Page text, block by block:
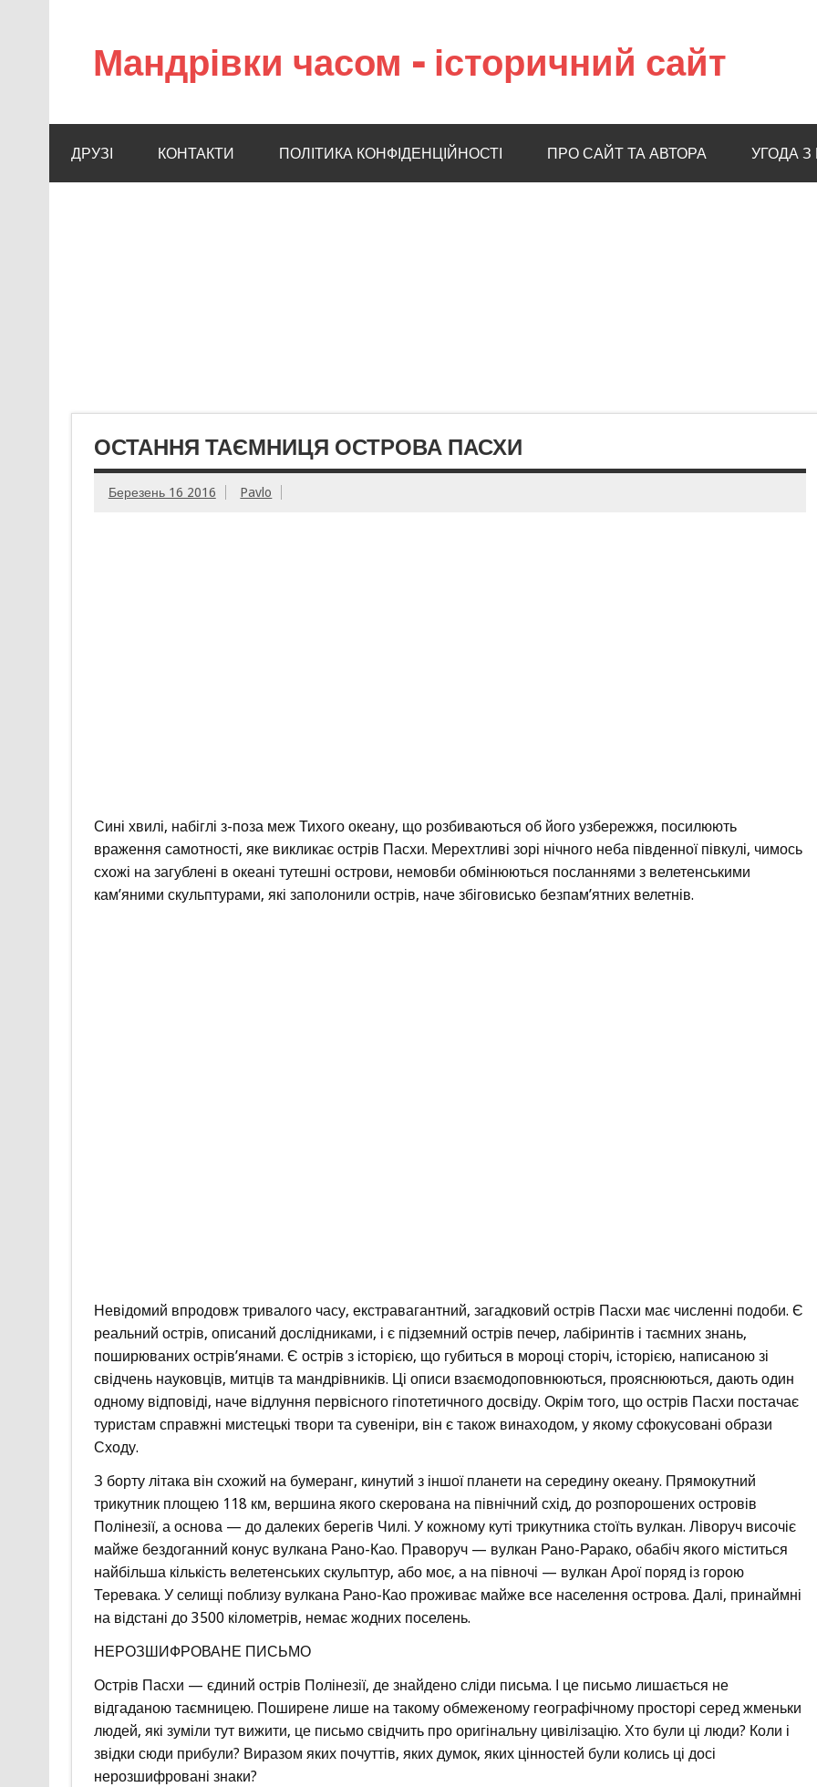
Мандрівки часом – історичний сайт
ДРУЗІ КОНТАКТИ ПОЛІТИКА КОНФІДЕНЦІЙНОСТІ ПРО САЙТ ТА АВТОРА УГОДА
ОСТАННЯ ТАЄМНИЦЯ ОСТРОВА ПАСХИ
Березень 16 2016 Pavlo
Сині хвилі, набіглі з-поза меж Тихого океану, що розбиваються об його узбережжя, посилюють
враження самотності, яке викликає острів Пасхи. Мерехтливі зорі нічного неба південної півкулі, чимось
схожі на загублені в океані тутешні острови, немовби обмінюються посланнями з велетенськими
кам’яними скульптурами, які заполонили острів, наче збіговисько безпам’ятних велетнів.
Невідомий впродовж тривалого часу, екстравагантний, загадковий острів Пасхи має численні подоби. Є
реальний острів, описаний дослідниками, і є підземний острів печер, лабіринтів і таємних знань,
поширюваних острів’янами. Є острів з історією, що губиться в мороці сторіч, історією, написаною зі
свідчень науковців, митців та мандрівників. Ці описи взаємодоповнюються, прояснюються, дають один
одному відповіді, наче відлуння первісного гіпотетичного досвіду. Окрім того, що острів Пасхи постачає
туристам справжні мистецькі твори та сувеніри, він є також винаходом, у якому сфокусовані образи
Сходу.
З борту літака він схожий на бумеранг, кинутий з іншої планети на середину океану. Прямокутний
трикутник площею 118 км, вершина якого скерована на північний схід, до розпорошених островів
Полінезії, а основа — до далеких берегів Чилі. У кожному куті трикутника стоїть вулкан. Ліворуч височіє
майже бездоганний конус вулкана Рано-Као. Праворуч — вулкан Рано-Рарако, обабіч якого міститься
найбільша кількість велетенських скульптур, або моє, а на півночі — вулкан Арої поряд із горою
Теревака. У селищі поблизу вулкана Рано-Као проживає майже все населення острова. Далі, принаймні
на відстані до 3500 кілометрів, немає жодних поселень.
НЕРОЗШИФРОВАНЕ ПИСЬМО
Острів Пасхи — єдиний острів Полінезії, де знайдено сліди письма. І це письмо лишається не
відгаданою таємницею. Поширене лише на такому обмеженому географічному просторі серед жменьки
людей, які зуміли тут вижити, це письмо свідчить про оригінальну цивілізацію. Хто були ці люди? Коли і
звідки сюди прибули? Виразом яких почуттів, яких думок, яких цінностей були колись ці досі
нерозшифровані знаки?